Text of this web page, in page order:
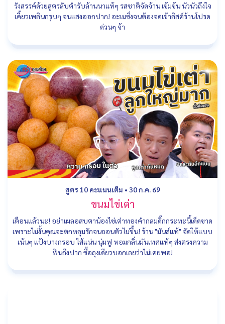
รังสรรค์ด้วยสูตรลับตำรับล้านนาแท้ๆ รสชาติจัดจ้าน เข้มข้น นัวนัวถึงใจ
เคี้ยวเพลินกรุบๆ จนแสงออกปาก! อะเมซิ่งจนต้องจดเข้าลิสต์ร้านโปรด
ด่วนๆ จ้า
สูตร 10 คะแนนเต็ม • 30 ก.ค. 69
ขนมไข่เต่า
เตือนแล้วนะ! อย่าเผลอสบตาน้องไข่เต่าทองคำกลมดิ๊กกระทะนี้เด็ดขาด
เพราะไม่งั้นคุณจะตกหลุมรักจนถอนตัวไม่ขึ้น! ร้าน "มันส์แท้" จัดให้แบบ
เน้นๆ แป้งบางกรอบ ไส้แน่น นุ่มฟู หอมกลิ่นมันเทศแท้ๆ ส่งตรงความ
ฟินถึงปาก ซื้อถุงเดียวบอกเลยว่าไม่เคยพอ!